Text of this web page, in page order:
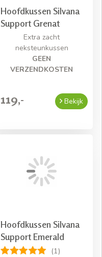
Hoofdkussen Silvana
Support Grenat
Extra zacht
neksteunkussen
GEEN
VERZENDKOSTEN
119,- Bekijk
Hoofdkussen Silvana
Support Emerald
(1)